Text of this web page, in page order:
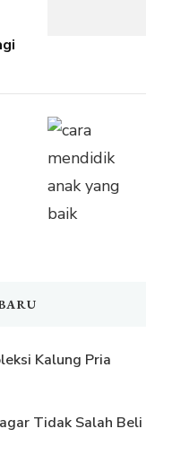
Kalung Pria
Tidak Salah Beli